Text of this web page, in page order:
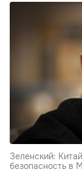
Зеленский:
безопасность в